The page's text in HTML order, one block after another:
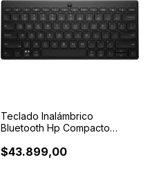
Teclado Inalámbrico
Bluetooth Hp Compacto
$43.899,00